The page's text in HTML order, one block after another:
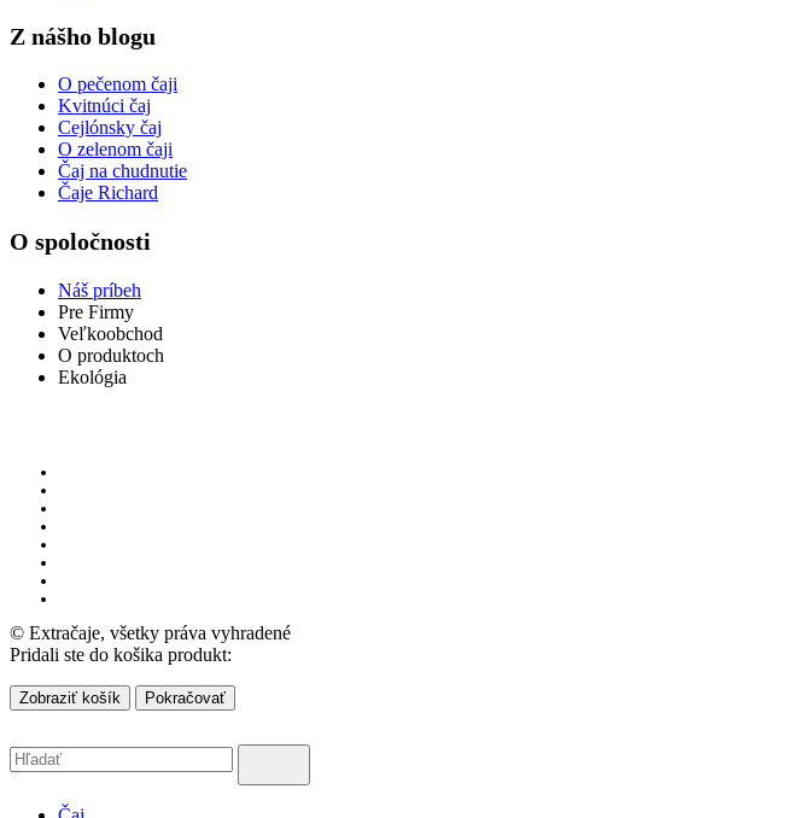
Z nášho blogu
O pečenom čaji
Kvitnúci čaj
Cejlónsky čaj
O zelenom čaji
Čaj na chudnutie
Čaje Richard
O spoločnosti
Náš príbeh
Pre Firmy
Veľkoobchod
O produktoch
Ekológia
© Extračaje, všetky práva vyhradené
Pridali ste do košika produkt:
Zobraziť košík Pokračovať